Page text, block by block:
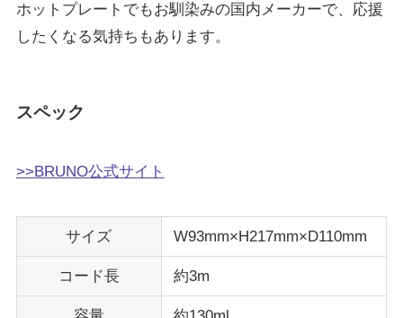
ホットプレートでもお馴染みの国内メーカーで、応援
したくなる気持ちもあります。
スペック
>>BRUNO公式サイト
サイズ W93mm×H217mm×D110mm
コード長 約3m